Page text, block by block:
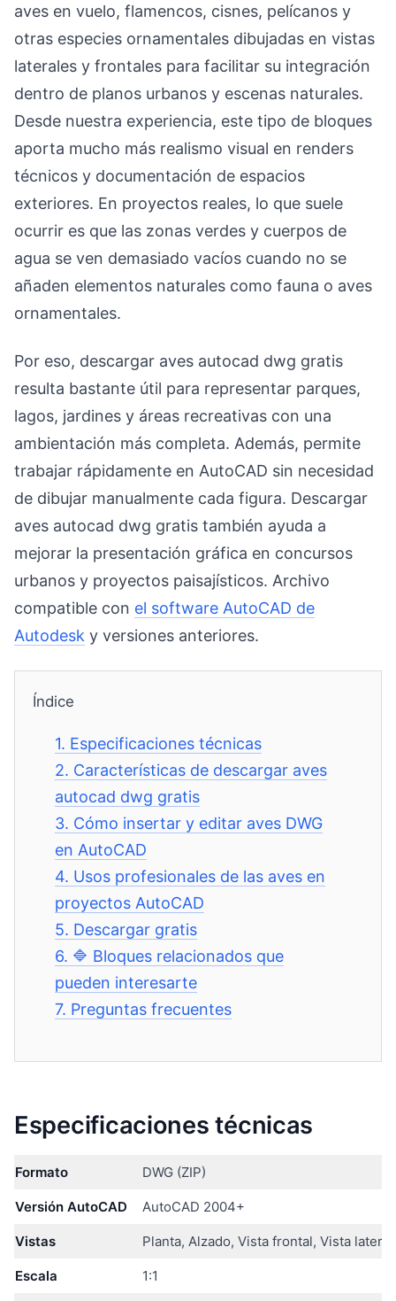
aves en vuelo, flamencos, cisnes, pelícanos y
otras especies ornamentales dibujadas en vistas
laterales y frontales para facilitar su integración
dentro de planos urbanos y escenas naturales.
Desde nuestra experiencia, este tipo de bloques
aporta mucho más realismo visual en renders
técnicos y documentación de espacios
exteriores. En proyectos reales, lo que suele
ocurrir es que las zonas verdes y cuerpos de
agua se ven demasiado vacíos cuando no se
añaden elementos naturales como fauna o aves
ornamentales.
Por eso, descargar aves autocad dwg gratis
resulta bastante útil para representar parques,
lagos, jardines y áreas recreativas con una
ambientación más completa. Además, permite
trabajar rápidamente en AutoCAD sin necesidad
de dibujar manualmente cada figura. Descargar
aves autocad dwg gratis también ayuda a
mejorar la presentación gráfica en concursos
urbanos y proyectos paisajísticos. Archivo
compatible con el software AutoCAD de
Autodesk y versiones anteriores.
Índice
1. Especificaciones técnicas
2. Características de descargar aves
autocad dwg gratis
3. Cómo insertar y editar aves DWG
en AutoCAD
4. Usos profesionales de las aves en
proyectos AutoCAD
5. Descargar gratis
6. 🔷 Bloques relacionados que
pueden interesarte
7. Preguntas frecuentes
Especificaciones técnicas
Formato DWG (ZIP)
Versión AutoCAD AutoCAD 2004+
Vistas Planta, Alzado, Vista frontal, Vista
Escala 1:1